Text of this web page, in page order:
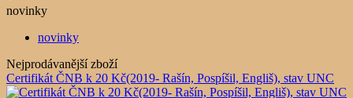
novinky
novinky
Nejprodávanější zboží
Certifikát ČNB k 20 Kč(2019- Rašín, Pospíšil, Engliš), stav UNC